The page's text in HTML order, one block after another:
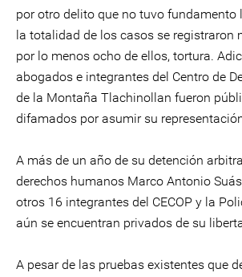
por otro delito que no tuvo fundamento
la totalidad de los casos se registraron
por lo menos ocho de ellos, tortura.
abogados e integrantes del Centro de
de la Montaña Tlachinollan fueron
difamados por asumir su
A más de un año de su detención
derechos humanos Marco Antonio
otros 16 integrantes del CECOP y la
aún se encuentran privados de su
A pesar de las pruebas existentes que